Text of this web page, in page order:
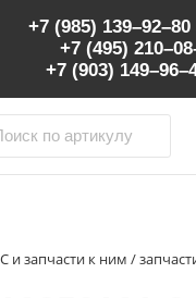
+7 (985) 139–92–80
+7 (495)
+7 (903)
и запчасти к ним /